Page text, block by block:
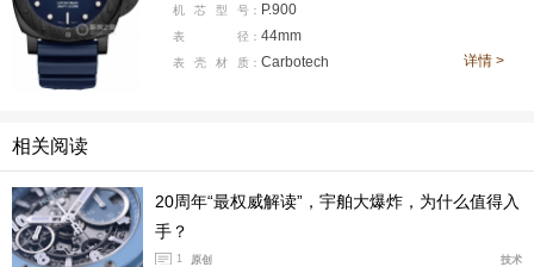
维跟钛金属制作，表径为45毫米，他这个碳纤维壳体及十
二边形外圈，就是锻造碳，才能呈现出类似斑驳石料的特
殊纹理效果。镂空盘面上五颜六色元素点缀，这个设计源
搭配方案。这表也带有真力时标志性1/100秒计时功能，
既中央计时秒针每秒转一圈，像油表一样的计时动力储存
显示在12点，小秒针位于9点，30分钟计时盘位于3点，6
0秒计时盘则设置于6点位。El Primero 9004型自动上链机
机 芯 型 号： P.900
表 径： 44mm
表 壳 材 质： Carbotech 详情 >
相关阅读
20周年“最权威解读”，宇舶大爆炸，为什么值得入
手？
1 原创 技术